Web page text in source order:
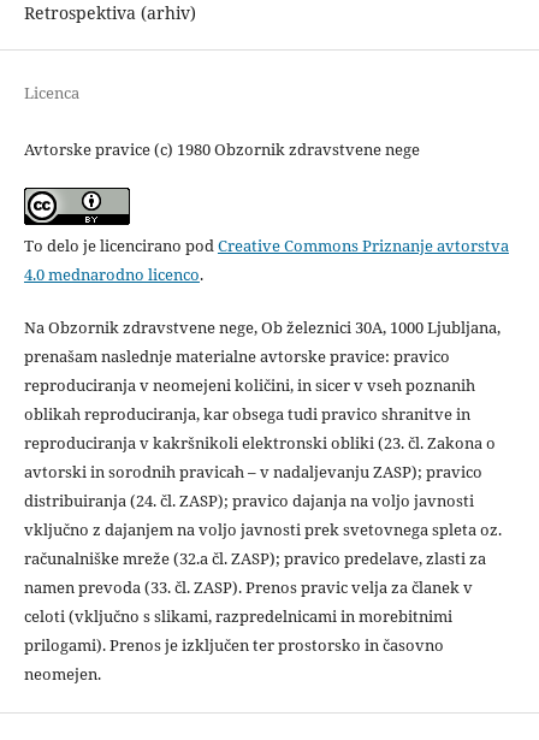
Retrospektiva (arhiv)
Licenca
Avtorske pravice (c) 1980 Obzornik zdravstvene nege
To delo je licencirano podCreative Commons Priznanje avtorstva
4.0 mednarodno licenco.
Na Obzornik zdravstvene nege, Ob železnici 30A, 1000 Ljubljana,
prenašam naslednje materialne avtorske pravice: pravico
reproduciranja v neomejeni količini, in sicer v vseh poznanih
oblikah reproduciranja, kar obsega tudi pravico shranitve in
reproduciranja v kakršnikoli elektronski obliki (23. čl. Zakona o
avtorski in sorodnih pravicah – v nadaljevanju ZASP); pravico
distribuiranja (24. čl. ZASP); pravico dajanja na voljo javnosti
vključno z dajanjem na voljo javnosti prek svetovnega spleta oz.
računalniške mreže (32.a čl. ZASP); pravico predelave, zlasti za
namen prevoda (33. čl. ZASP). Prenos pravic velja za članek v
celoti (vključno s slikami, razpredelnicami in morebitnimi
prilogami). Prenos je izključen ter prostorsko in časovno
neomejen.